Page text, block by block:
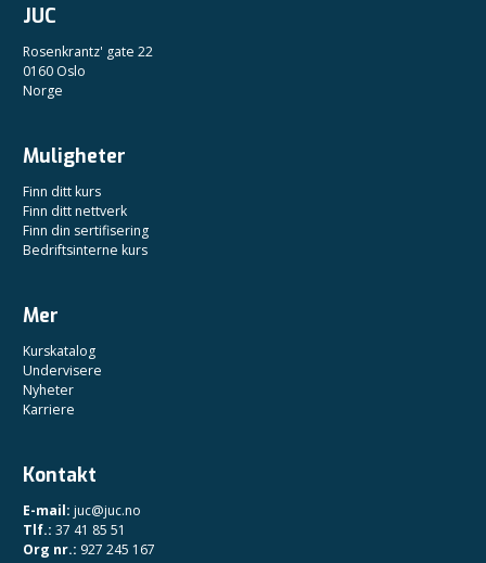
JUC
Rosenkrantz' gate 22
0160 Oslo
Norge
Muligheter
Finn ditt kurs
Finn ditt nettverk
Finn din sertifisering
Bedriftsinterne kurs
Mer
Kurskatalog
Undervisere
Nyheter
Karriere
Kontakt
E-mail: juc@juc.no
Tlf.: 37 41 85 51
Org nr.: 927 245 167